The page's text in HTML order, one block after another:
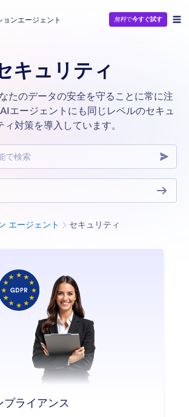
ョンエージェント 無料で今すぐ試す
キュリティ
たのデータの安全を守ることに常に注
エージェントにも同じレベルのセキュ
ィ対策を導入しています。
検索
エージェント セキュリティ
プライアンス